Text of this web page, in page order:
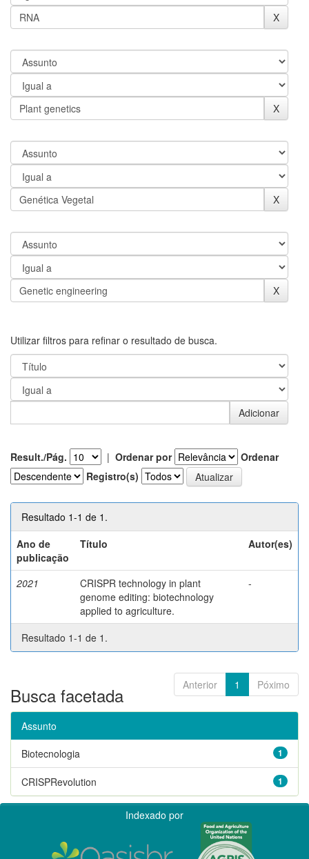
Utilizar filtros para refinar o resultado de busca.
Result./Pág. | Ordenar por
Ordenar
Registro(s)
Resultado 1-1 de 1.
Ano de
publicação
Título Autor(es)
2021
CRISPR technology in plant
genome editing: biotechnology
applied to agriculture.
-
Resultado 1-1 de 1.
Anterior 1 Póximo
Busca facetada
Assunto
1
Biotecnologia
1
CRISPRevolution
Indexado por